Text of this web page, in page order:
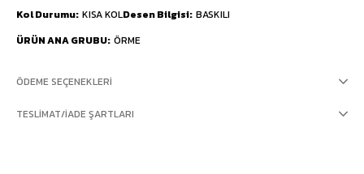
Kol Durumu KISA KOLDesen Bilgisi BASKILI
ÜRÜN ANA GRUBU ÖRME
ÖDEME SEÇENEKLERI
TESLIMAT/İADE ŞARTLARI